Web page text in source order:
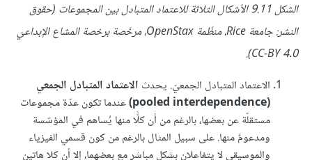
الشكل 9.11 الأشكال الثلاثة للاعتماد المتبادل بين المجموعات (حقوق
النشر: جامعة Rice، منظّمة OpenStax، مرخّصة برخصة المشاع الإبداعيّ
CC-BY 4.0).
الاعتماد المتبادل الجمعيّ. يحدث الاعتماد المتبادل الجمعي
(pooled interdependence)
عندما تكون عدّة مجموعات
مستقلّة عن بعضها، بالرغم من أن كلًّا منها يُساهم في المؤسّسة
ومدعومٌ منها. على سبيل المثال بالرغم من كون قسمي الفيزياء
والموسيقى لا يتفاعلان بشكلٍ مباشرٍ مع بعضهما، إلا أن كلا هاتين